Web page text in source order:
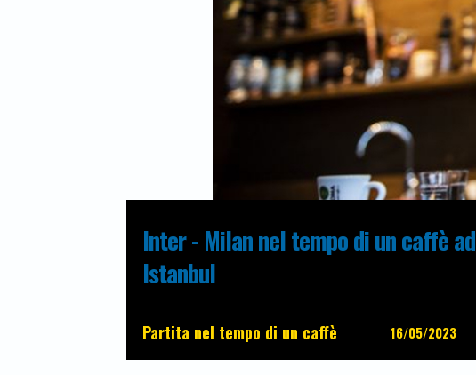
Inter - Milan nel tempo di un caffè ad
Istanbul
Partita nel tempo di un caffè 16/05/2023